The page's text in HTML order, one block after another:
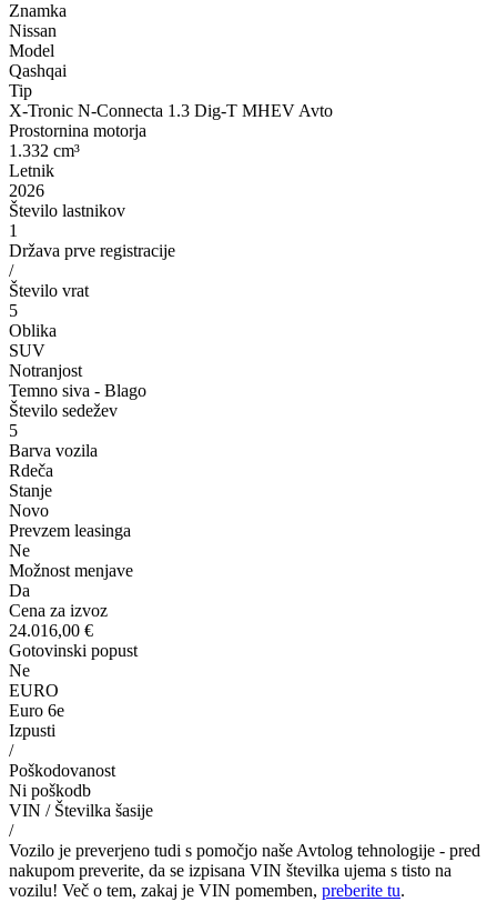
Znamka
Nissan
Model
Qashqai
Tip
X-Tronic N-Connecta 1.3 Dig-T MHEV Avto
Prostornina motorja
1.332 cm³
Letnik
2026
Število lastnikov
1
Država prve registracije
/
Število vrat
5
Oblika
SUV
Notranjost
Temno siva - Blago
Število sedežev
5
Barva vozila
Rdeča
Stanje
Novo
Prevzem leasinga
Ne
Možnost menjave
Da
Cena za izvoz
24.016,00 €
Gotovinski popust
Ne
EURO
Euro 6e
Izpusti
/
Poškodovanost
Ni poškodb
VIN / Številka šasije
/
Vozilo je preverjeno tudi s pomočjo naše Avtolog tehnologije - pred
nakupom preverite, da se izpisana VIN številka ujema s tisto na
vozilu! Več o tem, zakaj je VIN pomemben, preberite tu.